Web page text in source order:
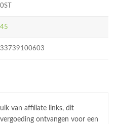
van affiliate links, dit
ontvangen voor een